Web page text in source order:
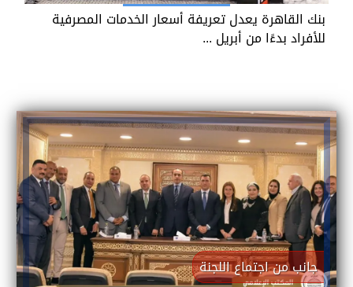
بنك القاهرة يعدل تعريفة أسعار الخدمات المصرفية
للأفراد بدءًا من أبريل ...
جانب من اجتماع اللجنة